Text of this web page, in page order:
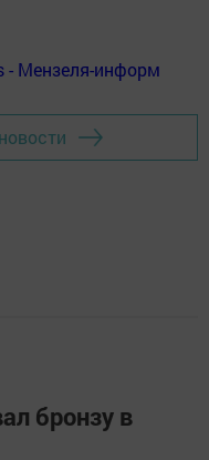
- Мензеля-информ
бронзу в